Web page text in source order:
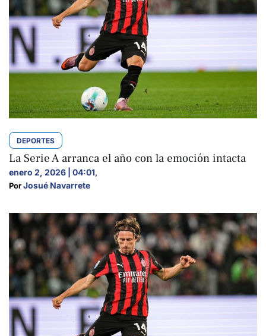
DEPORTES
La Serie A arranca el año con la emoción intacta
enero 2, 2026 | 04:01,
Por Josué Navarrete